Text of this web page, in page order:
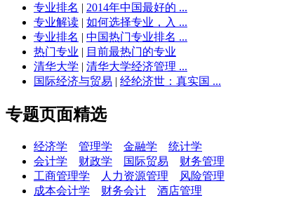
专业排名 | 2014年中国最好的 ...
专业解读 | 如何选择专业，入 ...
专业排名 | 中国热门专业排名 ...
热门专业 | 目前最热门的专业
清华大学 | 清华大学经济管理 ...
国际经济与贸易 | 经纶济世：真实国 ...
专题页面精选
经济学 管理学 金融学
统计学
会计学
财政学 国际贸易
财务管理
工商管理学
人力资源管理
风险管理
成本会计学
财务会计
酒店管理